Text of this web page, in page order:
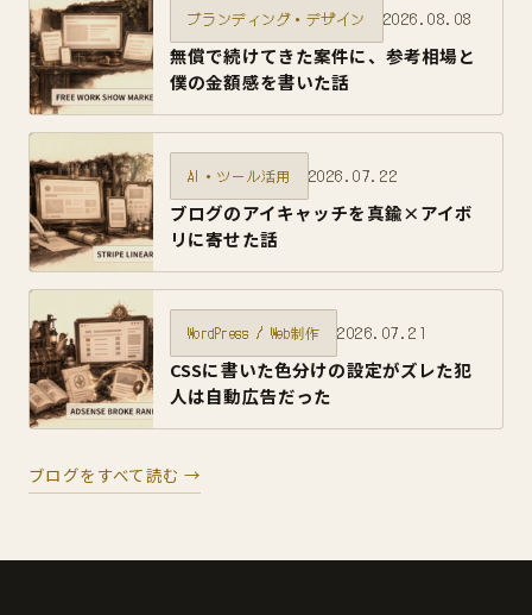
2026.08.08
ブランディング・デザイン
無償で続けてきた案件に、参考相場と
僕の金額感を書いた話
2026.07.22
AI・ツール活用
ブログのアイキャッチを真鍮×アイボ
リに寄せた話
2026.07.21
WordPress / Web制作
CSSに書いた色分けの設定がズレた犯
人は自動広告だった
ブログをすべて読む →